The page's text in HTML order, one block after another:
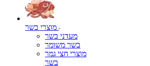
מעדני בשר
בשר משומר
מוצרי חצי גמר
בשר